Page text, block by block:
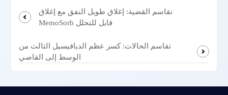
تقاسم القضية: إغلاق طويل النفق مع إغلاق
MemoSorb قابل للتحلل
تقاسم الحالات: كسر عظم الديافيسيل الثالث من
الوسط إلى القاصي